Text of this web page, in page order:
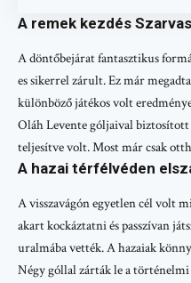
A remek kezdés
A döntőbejárat fantasztikus
es sikerrel zárult. Ez már
különböző játékos volt
Oláh Levente góljaival
teljesítve volt. Most már csak
A hazai térfélvéden
A visszavágón egyetlen cél volt
akart kockáztatni és passzívan
uralmába vették. A hazaiak
Négy góllal zárták le a